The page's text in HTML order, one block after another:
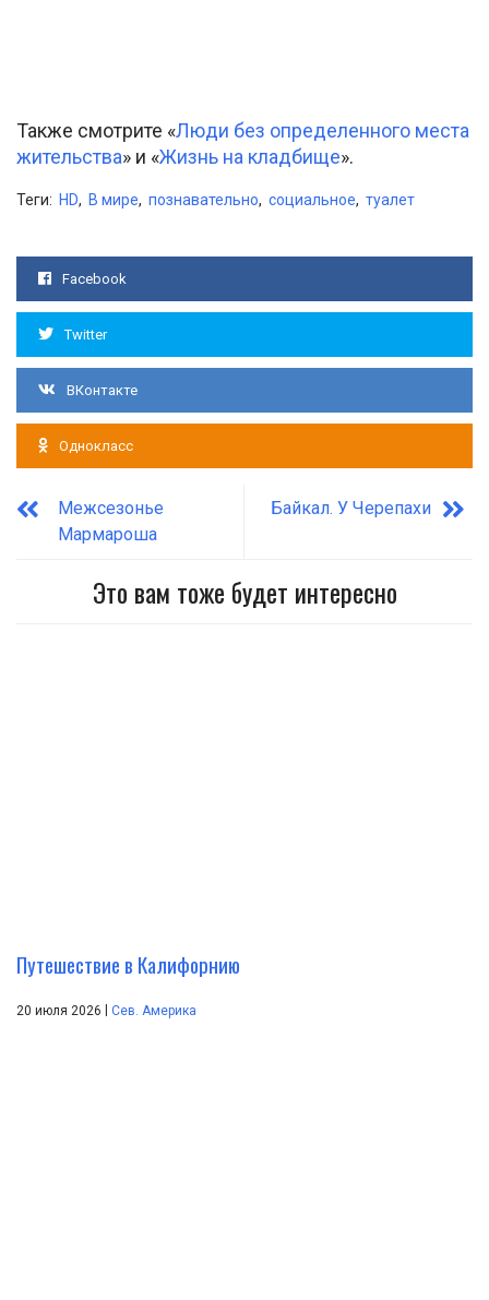
Также смотрите «Люди без определенного места
жительства» и «Жизнь на кладбище».
Теги: HD, В мире, познавательно, социальное, туалет
Facebook
Twitter
ВКонтакте
Однокласс
Межсезонье
Мармароша
Байкал. У Черепахи
Это вам тоже будет интересно
Путешествие в Калифорнию
20 июля 2026 Сев. Америка